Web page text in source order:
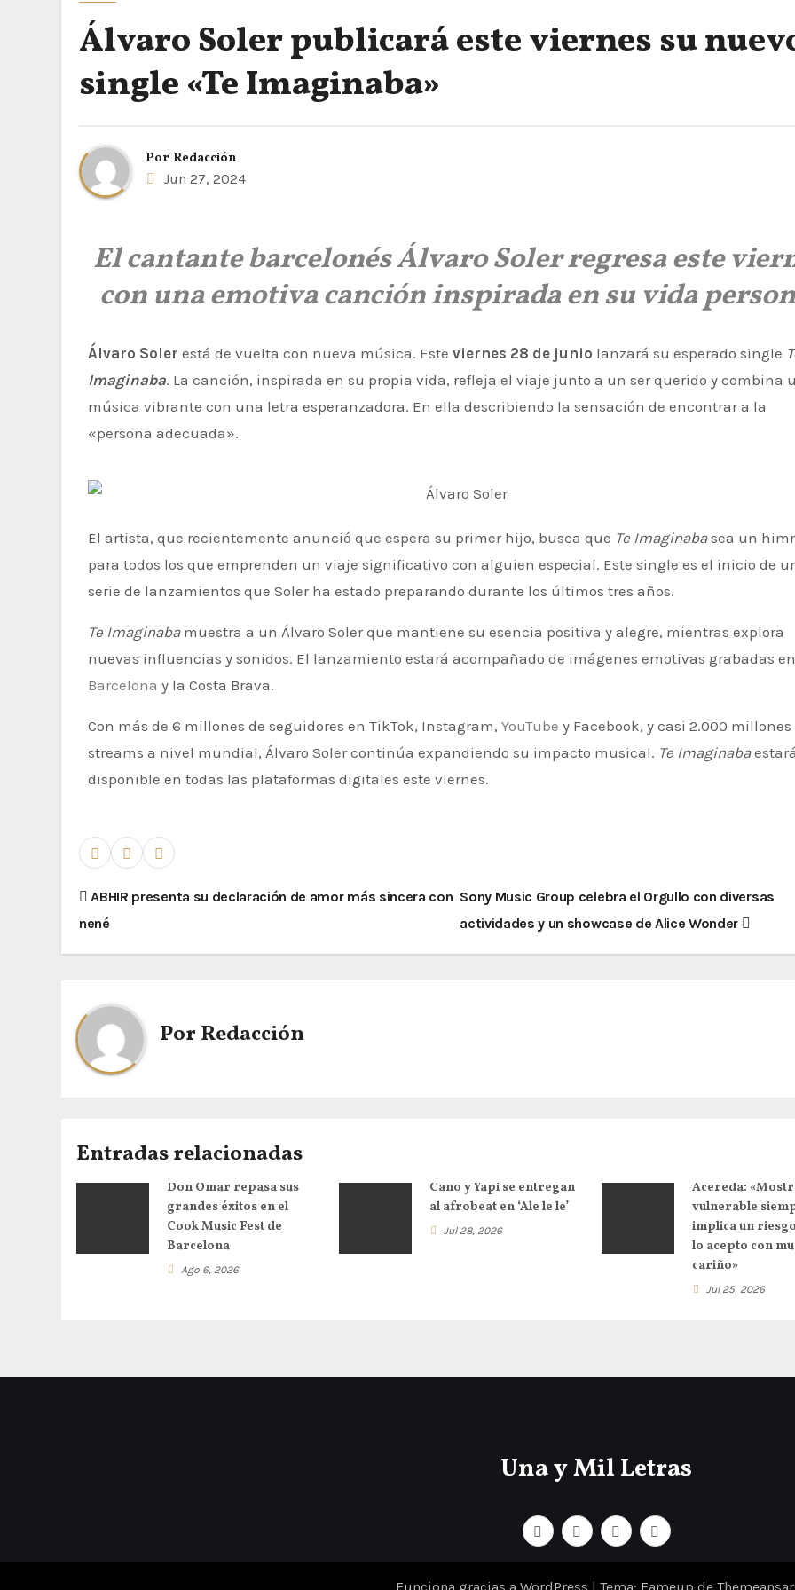
Álvaro Soler publicará este viernes su
single «Te Imaginaba»
Por Redacción
Jun 27, 2024
El cantante barcelonés Álvaro Soler regresa este
con una emotiva canción inspirada en su vida
Álvaro Soler está de vuelta con nueva música. Este viernes 28 de junio lanzará su esperado single
Imaginaba. La canción, inspirada en su propia vida, refleja el viaje junto a un ser querido y combina
música vibrante con una letra esperanzadora. En ella describiendo la sensación de encontrar a la
«persona adecuada».
El artista, que recientemente anunció que espera su primer hijo, busca que Te Imaginabasea un
para todos los que emprenden un viaje significativo con alguien especial. Este single es el inicio de
serie de lanzamientos que Soler ha estado preparando durante los últimos tres años.
Te Imaginabamuestra a un Álvaro Soler que mantiene su esencia positiva y alegre, mientras explora
nuevas influencias y sonidos. El lanzamiento estará acompañado de imágenes emotivas grabadas en
Barcelona y la Costa Brava.
Con más de 6 millones de seguidores en TikTok, Instagram, YouTube y Facebook, y casi 2.000 millones
streams a nivel mundial, Álvaro Soler continúa expandiendo su impacto musical. Te Imaginaba
disponible en todas las plataformas digitales este viernes.
ABHIR presenta su declaración de amor más sincera con
nené
Sony Music Group celebra el Orgullo con diversas
actividades y un showcase de Alice Wonder
PorRedacción
Entradas relacionadas
Don Omar repasa sus
grandes éxitos en el
Cook Music Fest de
Barcelona
Ago 6, 2026
Cano y Yapi se entregan
al afrobeat en ‘Ale le le’
Jul 28, 2026
Acereda:
vulnerable
implica un
lo acepto con
cariño»
Jul 25, 2026
Una y Mil Letras